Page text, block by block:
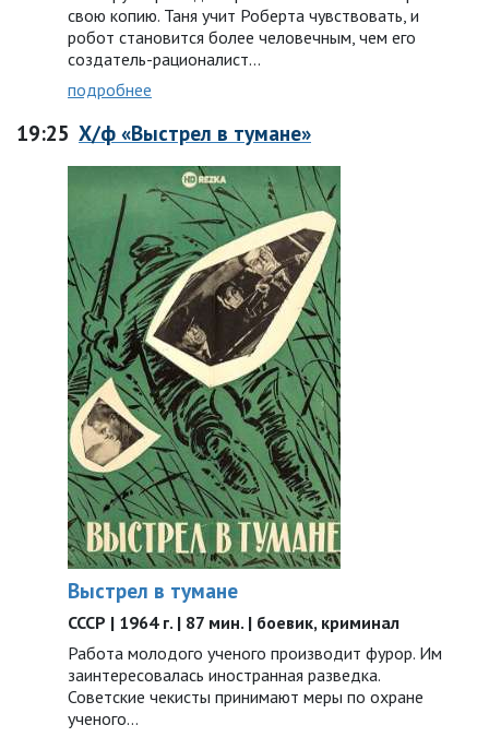
свою копию. Таня учит Роберта чувствовать, и
робот становится более человечным, чем его
создатель-рационалист…
подробнее
19:25 Х/ф «Выстрел в тумане»
Выстрел в тумане
СССР | 1964 г. | 87 мин. | боевик, криминал
Работа молодого ученого производит фурор. Им
заинтересовалась иностранная разведка.
Советские чекисты принимают меры по охране
ученого…